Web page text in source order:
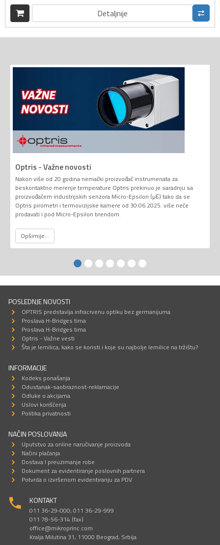
Detaljnije
Optris - Važne novosti
Nakon više od 20 godina nemački proizvođač instrumenata za
beskontaktno merenje temperature Optris prekinuo je saradnju sa
proizvođačem industrijskih senzora Micro-Epsilon (µƐ) tako da se
Optris pirometri i termovizijske kamere od 30.06.2025. više neće
prodavati i pod Micro-Epsilon brendom.
Opširnije...
POSLEDNJE NOVOSTI
OPTRIS predstavlja infracrvenu optiku bez germanijuma
Proslava H-Bridges tima
Proslava H-Bridges tima
Optris - Važne vesti
Šta je lemilica, kako se koristi i koje su najbolje lemilice na tržištu?
INFORMACIJE
Kodeks ponašanja
Odustanak-saobraznost-reklamacije
Odluke o akcijama
Uslovi korišćenja
Politika privatnosti
NAČIN POSLOVANJA
Uputstvo za online naručivanje proizvoda
Načini plaćanja
Dostava I preuzimanje robe
Dokument za evidentiranje poslovnih partnera
Potvrda o izvršenom evidentiranju za PDV
KONTAKT
011 36-29-000; 011 36-29-999
011 78-56-314 (fax)
office@mikroprinc.com
Kralja Milutina 31, 11000 Beograd, Srbija